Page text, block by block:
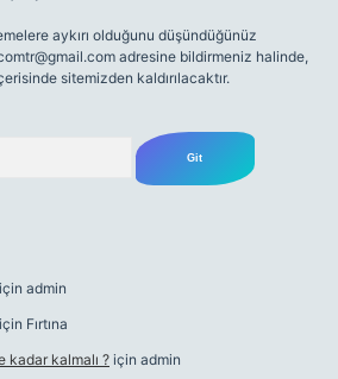
aykırı olduğunu düşündüğünüz
adresine bildirmeniz halinde,
sitemizden kaldırılacaktır.
için admin
için Fırtına
kadar kalmalı ? için admin